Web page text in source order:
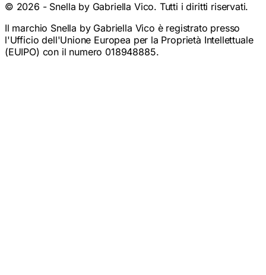
© 2026 - Snella by Gabriella Vico. Tutti i diritti riservati.
Il marchio Snella by Gabriella Vico è registrato presso
l'Ufficio dell'Unione Europea per la Proprietà Intellettuale
(EUIPO) con il numero 018948885.